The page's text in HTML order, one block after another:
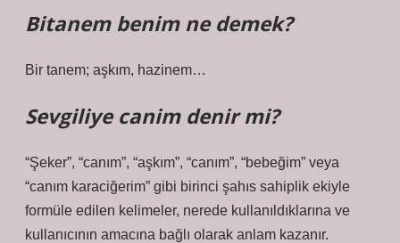
Bitanem benim ne demek?
Bir tanem; aşkım, hazinem…
Sevgiliye canim denir mi?
“Şeker”, “canım”, “aşkım”, “canım”, “bebeğim” veya
“canım karaciğerim” gibi birinci şahıs sahiplik ekiyle
formüle edilen kelimeler, nerede kullanıldıklarına ve
kullanıcının amacına bağlı olarak anlam kazanır.